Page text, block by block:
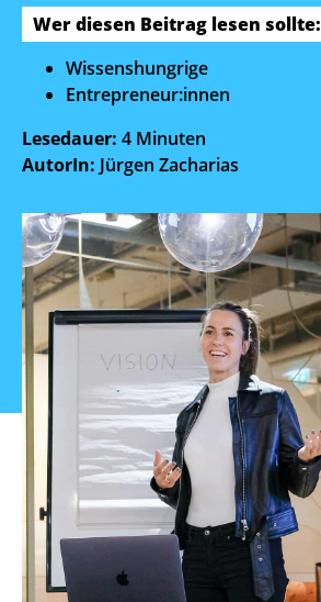
Wer diesen Beitrag lesen sollte:
Wissenshungrige
Entrepreneur:innen
Lesedauer: 4 Minuten
AutorIn: Jürgen Zacharias